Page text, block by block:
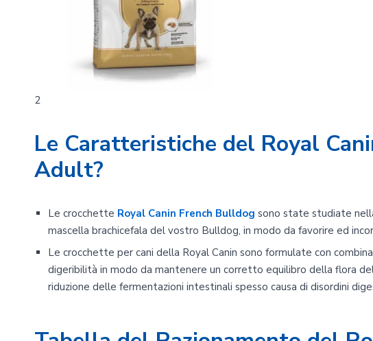
2
Le Caratteristiche del Royal
Adult?
Le crocchette Royal Canin French Bulldog sono state studiate
mascella brachicefala del vostro Bulldog, in modo da favorire ed
Le crocchette per cani della Royal Canin sono formulate con
digeribilità in modo da mantenere un corretto equilibro della flora
riduzione delle fermentazioni intestinali spesso causa di disordini